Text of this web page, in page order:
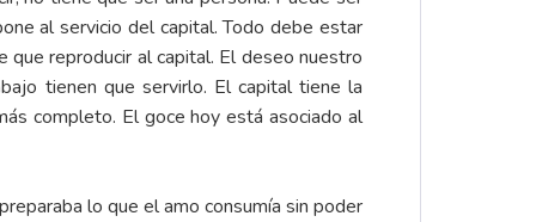
al servicio del capital. Todo debe estar
reproducir al capital. El deseo nuestro
tienen que servirlo. El capital tiene la
completo. El goce hoy está asociado al
lo que el amo consumía sin poder